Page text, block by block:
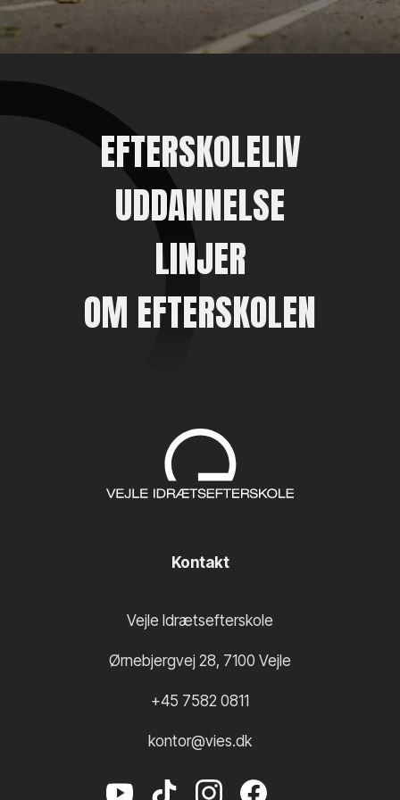
Kontakt
Vejle Idrætsefterskole
Ørnebjergvej 28, 7100 Vejle
+45 7582 0811
kontor@vies.dk
EFTERSKOLELIV
UDDANNELSE
LINJER
OM EFTERSKOLEN